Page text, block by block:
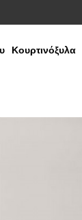
Κουρτινόξυλα